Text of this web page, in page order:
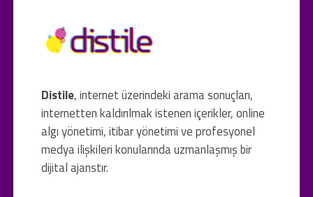
Distile, internet üzerindeki arama sonuçları,
internetten kaldırılmak istenen içerikler, online
algı yönetimi, itibar yönetimi ve profesyonel
medya ilişkileri konularında uzmanlaşmış bir
dijital ajanstır.